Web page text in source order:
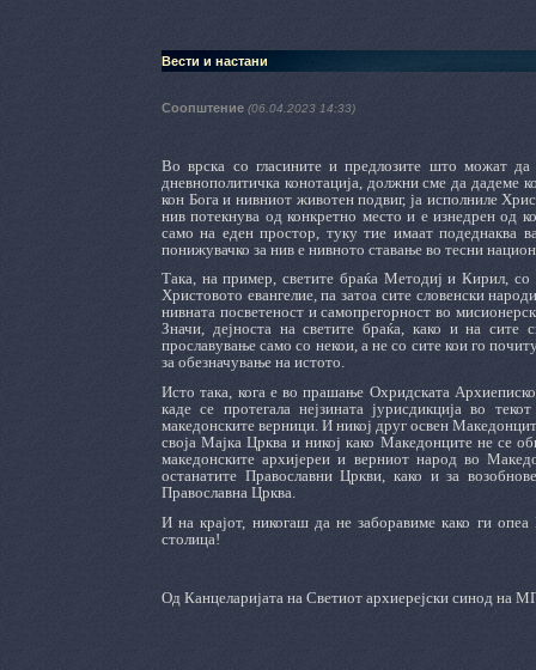
Вести и настани
Соопштение (06.04.2023 14:33)
Во врска со гласините и предлозите што можат да
дневнополитичка конотација, должни сме да дадеме
кон Бога и нивниот животен подвиг, ја исполниле
нив потекнува од конкретно место и е изнедрен од
само на еден простор, туку тие имаат подеднаква
понижувачко за нив е нивното ставање во тесни
Така, на пример, светите браќа Методиј и Кирил, со
Христовото евангелие, па затоа сите словенски
нивната посветеност и самопрегорност во
Значи, дејноста на светите браќа, како и на сите
прославување само со некои, а не со сите кои го
за обезначување на истото.
Исто така, кога е во прашање Охридската
каде се протегала нејзината јурисдикција во
македонските верници. И никој друг освен
своја Мајка Црква и никој како Македонците не се
македонските архијереи и верниот народ во
останатите Православни Цркви, како и за
Православна Црква.
И на крајот, никогаш да не заборавиме како ги
столица!
Од Канцеларијата на Светиот архиерејски синод на